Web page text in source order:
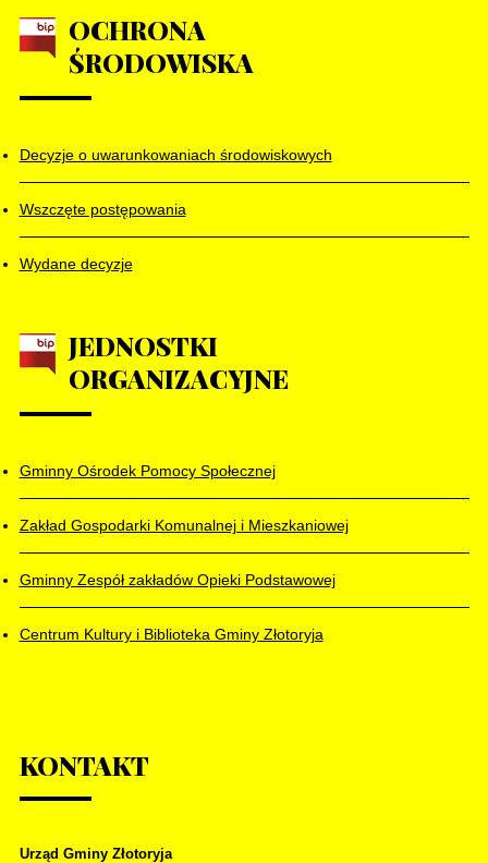
OCHRONA
ŚRODOWISKA
Decyzje o uwarunkowaniach środowiskowych
Wszczęte postępowania
Wydane decyzje
JEDNOSTKI
ORGANIZACYJNE
Gminny Ośrodek Pomocy Społecznej
Zakład Gospodarki Komunalnej i Mieszkaniowej
Gminny Zespół zakładów Opieki Podstawowej
Centrum Kultury i Biblioteka Gminy Złotoryja
KONTAKT
Urząd Gminy Złotoryja